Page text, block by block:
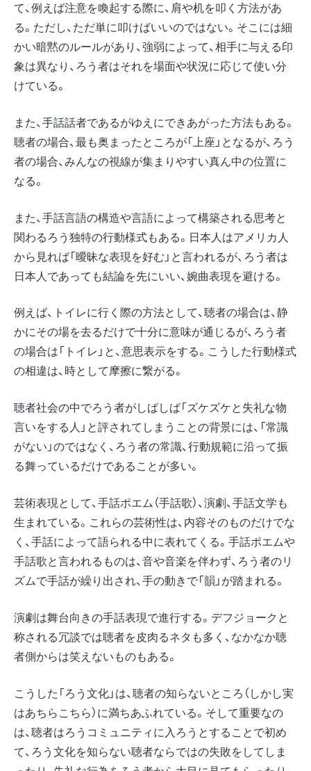
て、例えば注意を喚起する際に、肩や机を叩く方法があ
る。ただし、ただ単に叩けばいいのではない。そこには細
かい暗黙のルールがあり、強弱によって、相手に与える印
象は異なり、ろう者はそれを場面や状況に応じて使い分
けている。
また、手話話者であるがゆえにできあがった方法もある。
聴者の場合、最も奥まったところが「上座」となるが、ろう
者の場合、みんなの視線が集まりやすい真ん中の位置に
なる。
また、手話言語の構造や言語によって構築される思考と
関わるろう独特の行動様式もある。日本人はアメリカ人
から見れば「曖昧な表現を好む」と言われるが、ろう者は
日本人であっても結論を先にいい、婉曲表現を避ける。
例えば、トイレに行く際の方法として、聴者の場合は、静
かにその場を去るだけで十分に意味が通じるが、ろう者
の場合は「トイレ」と、意思表示をする。こうした行動様式
の相違は、時として摩擦に繋がる。
聴者社会の中でろう者がしばしば「ズケズケと失礼な物
言いをする人」と評されてしまうことの背景には、「常識
がない」のではなく、ろう者の常識、行動規範に沿って振
る舞っているだけであることが多い。
芸術表現として、手話ポエム（手話歌）、演劇、手話文学も
生まれている。これらの芸術性は、内容そのものだけでな
く、手話によって語られる中に表れてくる。手話ポエムや
手話歌と言われるものは、音や音楽を伴わず、ろう者のリ
ズムで手話が繰り出され、手の動きで「韻」が踏まれる。
演劇は舞台向きの手話表現で進行する。デフジョークと
称される冗談では聴者を皮肉るネタも多く、なかなか聴
者側からは笑えないものもある。
こうした「ろう文化」は、聴者の知らないところ（しかし実
はあちらこちら）に満ちあふれている。そして重要なの
は、聴者はろうコミュニティに入ろうとすることで初め
て、ろう文化を知らない聴者ならではの失敗をしてしま